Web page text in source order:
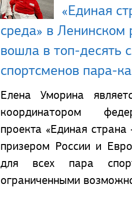
«Единая
среда» в Ленинском
вошла в топ-десять
спортсменов пара-
Елена Уморина
координатором
проекта «Единая
призером России и
для всех пара
ограниченными